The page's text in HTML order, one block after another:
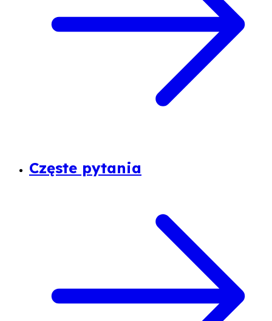
Częste pytania